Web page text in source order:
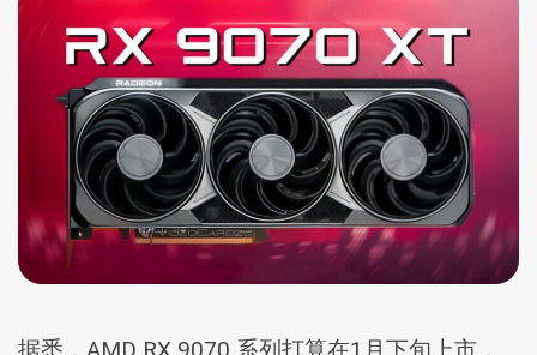
据悉，AMD RX 9070 系列打算在1月下旬上市，